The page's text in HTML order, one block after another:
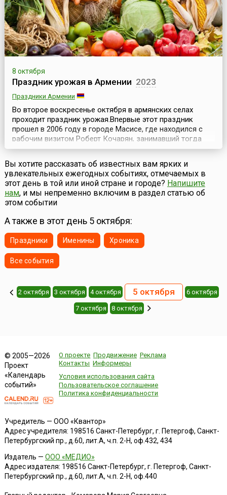
8 октября
Праздник урожая в Армении 2023
Праздники Армении
Во второе воскресенье октября в армянских селах
проходит праздник урожая.Впервые этот праздник
прошел в 2006 году в городе Масисе, где находился с
рабочим визитом Роберт Кочарян, занимавший тогда
пост президента Армении.Почти сотня накрытых столов
ломилась от изобилия: корзины с овощами и фруктами,
всевозможные мясные и даже рыбные деликатесы
(икра армянская, ишхановая), напитки, молочная ...
Вы хотите рассказать об известных вам ярких и
увлекательных ежегодных событиях, отмечаемых в
этот день в той или иной стране и городе? Напишите
нам, и мы непременно включим в раздел статью об
этом событии
А также в этот день 5 октября:
Праздники Именины Хроника
Все события
2 октября 3 октября 4 октября 5 октября 6 октября
7 октября 8 октября
© 2005—2026
Проект
«Календарь
событий»
О проекте Продвижение Реклама
Контакты Информеры
Условия использования сайта
Пользовательское соглашение
Политика конфиденциальности
Учредитель — ООО «Квантор»
Адрес учредителя: 198516 Санкт-Петербург, г. Петергоф, Санкт-
Петербургский пр., д.60, лит.А, ч.п. 2-Н, оф.432, 434
Издатель — ООО «МЕДИО»
Адрес издателя: 198516 Санкт-Петербург, г. Петергоф, Санкт-
Петербургский пр., д.60, лит.А, ч.п. 2-Н, оф.440